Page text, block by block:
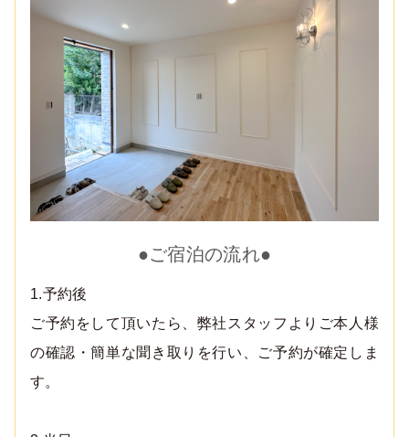
●ご宿泊の流れ●
1.予約後
ご予約をして頂いたら、弊社スタッフよりご本人様
の確認・簡単な聞き取りを行い、ご予約が確定しま
す。